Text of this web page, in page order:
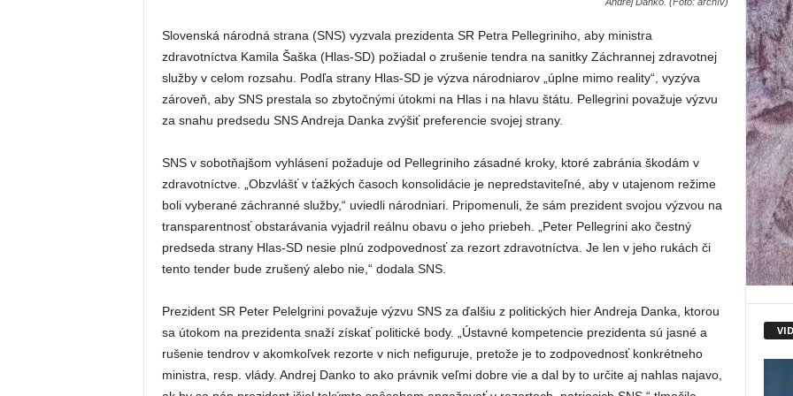
Slovenská národná strana (SNS) vyzvala prezidenta SR Petra Pellegriniho, aby ministra
zdravotníctva Kamila Šaška (Hlas-SD) požiadal o zrušenie tendra na sanitky Záchrannej zdravotnej
služby v celom rozsahu. Podľa strany Hlas-SD je výzva národniarov „úplne mimo reality“, vyzýva
zároveň, aby SNS prestala so zbytočnými útokmi na Hlas i na hlavu štátu. Pellegrini považuje výzvu
za snahu predsedu SNS Andreja Danka zvýšiť preferencie svojej strany.
SNS v sobotňajšom vyhlásení požaduje od Pellegriniho zásadné kroky, ktoré zabránia škodám v
zdravotníctve. „Obzvlášť v ťažkých časoch konsolidácie je nepredstaviteľné, aby v utajenom režime
boli vyberané záchranné služby,“ uviedli národniari. Pripomenuli, že sám prezident svojou výzvou na
transparentnosť obstarávania vyjadril reálnu obavu o jeho priebeh. „Peter Pellegrini ako čestný
predseda strany Hlas-SD nesie plnú zodpovednosť za rezort zdravotníctva. Je len v jeho rukách či
tento tender bude zrušený alebo nie,“ dodala SNS.
Prezident SR Peter Pelelgrini považuje výzvu SNS za ďalšiu z politických hier Andreja Danka, ktorou
sa útokom na prezidenta snaží získať politické body. „Ústavné kompetencie prezidenta sú jasné a
rušenie tendrov v akomkoľvek rezorte v nich nefiguruje, pretože je to zodpovednosť konkrétneho
ministra, resp. vlády. Andrej Danko to ako právnik veľmi dobre vie a dal by to určite aj nahlas najavo,